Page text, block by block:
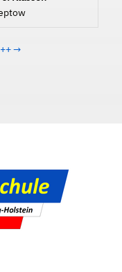
++→